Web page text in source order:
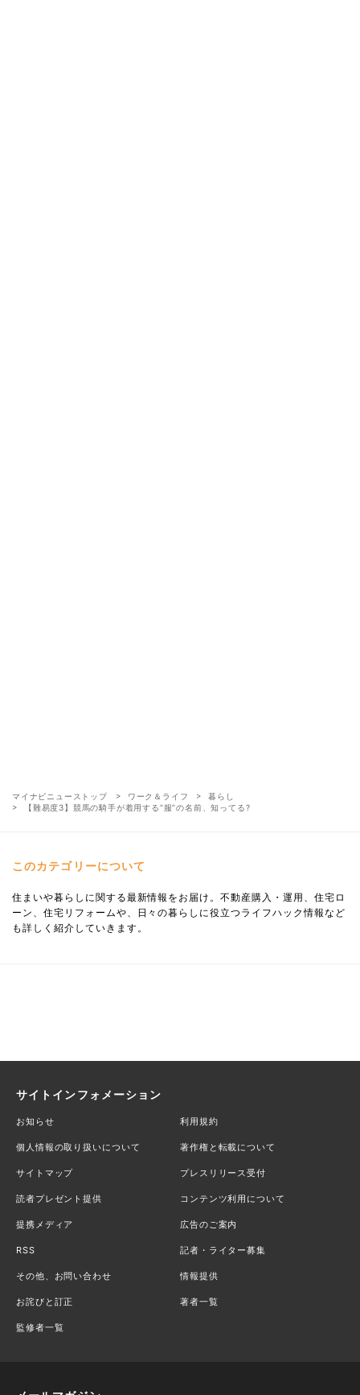
マイナビニューストップ ワーク＆ライフ
暮らし
【難易度3】競馬の騎手が着用する“服”の名前、知ってる?
このカテゴリーについて
住まいや暮らしに関する最新情報をお届け。不動産購入・運用、住宅ロ
ーン、住宅リフォームや、日々の暮らしに役立つライフハック情報など
も詳しく紹介していきます。
サイトインフォメーション
お知らせ 利用規約
個人情報の取り扱いについて 著作権と転載について
サイトマップ プレスリリース受付
読者プレゼント提供 コンテンツ利用について
提携メディア 広告のご案内
RSS 記者・ライター募集
その他、お問い合わせ 情報提供
お詫びと訂正 著者一覧
監修者一覧